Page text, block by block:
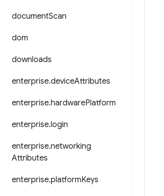
documentScan
dom
downloads
enterprise.deviceAttributes
enterprise.hardwarePlatform
enterprise.login
enterprise.networking
Attributes
enterprise.platformKeys